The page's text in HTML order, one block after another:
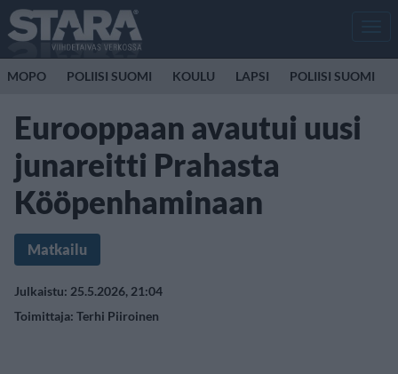
MOPO POLIISI SUOMI KOULU LAPSI POLIISI SUOMI
Eurooppaan avautui uusi
junareitti Prahasta
Kööpenhaminaan
Matkailu
Julkaistu: 25.5.2026, 21:04
Toimittaja: Terhi Piiroinen